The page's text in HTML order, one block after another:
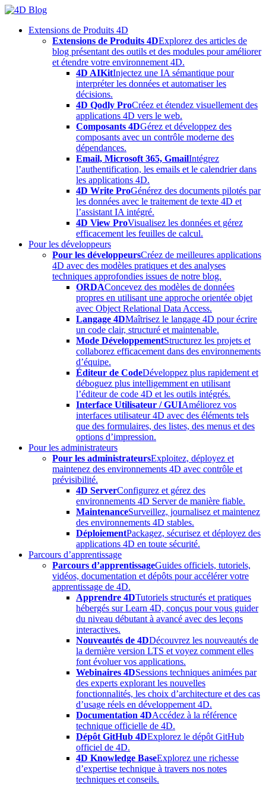
Skip
contentExtensions de Produits 4D
Extensions de Produits 4DExplorez des articles de
blog présentant des outils et des modules pour améliorer
et étendre votre environnement 4D.
4D AIKitInjectez une IA sémantique pour
interpréter les données et automatiser les
décisions.
4D Qodly ProCréez et étendez visuellement des
applications 4D vers le web.
Composants 4DGérez et développez des
composants avec un contrôle moderne des
dépendances.
Email, Microsoft 365, GmailIntégrez
l’authentification, les emails et le calendrier dans
les applications 4D.
4D Write ProGénérez des documents pilotés par
les données avec le traitement de texte 4D et
l’assistant IA intégré.
4D View ProVisualisez les données et gérez
efficacement les feuilles de calcul.
Pour les développeurs
Pour les développeursCréez de meilleures applications
4D avec des modèles pratiques et des analyses
techniques approfondies issues de notre blog.
ORDAConcevez des modèles de données
propres en utilisant une approche orientée objet
avec Object Relational Data Access.
Langage 4DMaîtrisez le langage 4D pour écrire
un code clair, structuré et maintenable.
Mode DéveloppementStructurez les projets et
collaborez efficacement dans des environnements
d’équipe.
Éditeur de CodeDéveloppez plus rapidement et
déboguez plus intelligemment en utilisant
l’éditeur de code 4D et les outils intégrés.
Interface Utilisateur / GUIAméliorez vos
interfaces utilisateur 4D avec des éléments tels
que des formulaires, des listes, des menus et des
options d’impression.
Pour les administrateurs
Pour les administrateursExploitez, déployez et
maintenez des environnements 4D avec contrôle et
prévisibilité.
4D ServerConfigurez et gérez des
environnements 4D Server de manière fiable.
MaintenanceSurveillez, journalisez et maintenez
des environnements 4D stables.
DéploiementPackagez, sécurisez et déployez des
applications 4D en toute sécurité.
Parcours d’apprentissage
Parcours d’apprentissageGuides officiels, tutoriels,
vidéos, documentation et dépôts pour accélérer votre
apprentissage de 4D.
Apprendre 4DTutoriels structurés et pratiques
hébergés sur Learn 4D, conçus pour vous guider
du niveau débutant à avancé avec des leçons
interactives.
Nouveautés de 4DDécouvrez les nouveautés de
la dernière version LTS et voyez comment elles
font évoluer vos applications.
Webinaires 4DSessions techniques animées par
des experts explorant les nouvelles
fonctionnalités, les choix d’architecture et des cas
d’usage réels en développement 4D.
Documentation 4DAccédez à la référence
technique officielle de 4D.
Dépôt GitHub 4DExplorez le dépôt GitHub
officiel de 4D.
4D Knowledge BaseExplorez une richesse
d’expertise technique à travers nos notes
techniques et conseils.